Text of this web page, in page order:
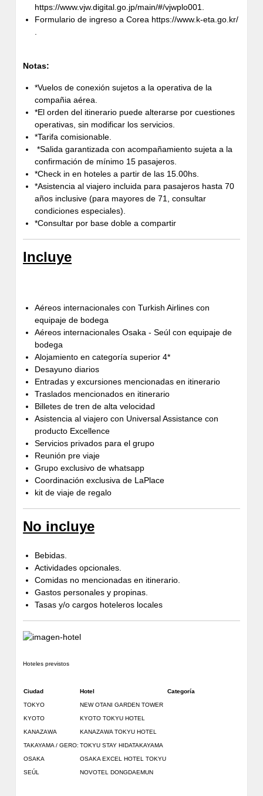
https://www.vjw.digital.go.jp/main/#/vjwplo001.
Formulario de ingreso a Corea https://www.k-eta.go.kr/
Notas:
*Vuelos de conexión sujetos a la operativa de la
compañia aérea.
*El orden del itinerario puede alterarse por cuestiones
operativas, sin modificar los servicios.
*Tarifa comisionable.
*Salida garantizada con acompañamiento sujeta a la
confirmación de mínimo 15 pasajeros.
*Check in en hoteles a partir de las 15.00hs.
*Asistencia al viajero incluida para pasajeros hasta 70
años inclusive (para mayores de 71, consultar
condiciones especiales).
*Consultar por base doble a compartir
Incluye
Aéreos internacionales con Turkish Airlines con
equipaje de bodega
Aéreos internacionales Osaka - Seúl con equipaje de
bodega
Alojamiento en categoría superior 4*
Desayuno diarios
Entradas y excursiones mencionadas en itinerario
Traslados mencionados en itinerario
Billetes de tren de alta velocidad
Asistencia al viajero con Universal Assistance con
producto Excellence
Servicios privados para el grupo
Reunión pre viaje
Grupo exclusivo de whatsapp
Coordinación exclusiva de LaPlace
kit de viaje de regalo
No incluye
Bebidas.
Actividades opcionales.
Comidas no mencionadas en itinerario.
Gastos personales y propinas.
Tasas y/o cargos hoteleros locales
Hoteles previstos
Ciudad Hotel Categoría
TOKYO NEW OTANI GARDEN TOWER
KYOTO KYOTO TOKYU HOTEL
KANAZAWA KANAZAWA TOKYU HOTEL
TAKAYAMA / GERO: TOKYU STAY HIDATAKAYAMA
OSAKA OSAKA EXCEL HOTEL TOKYU
SEÚL NOVOTEL DONGDAEMUN